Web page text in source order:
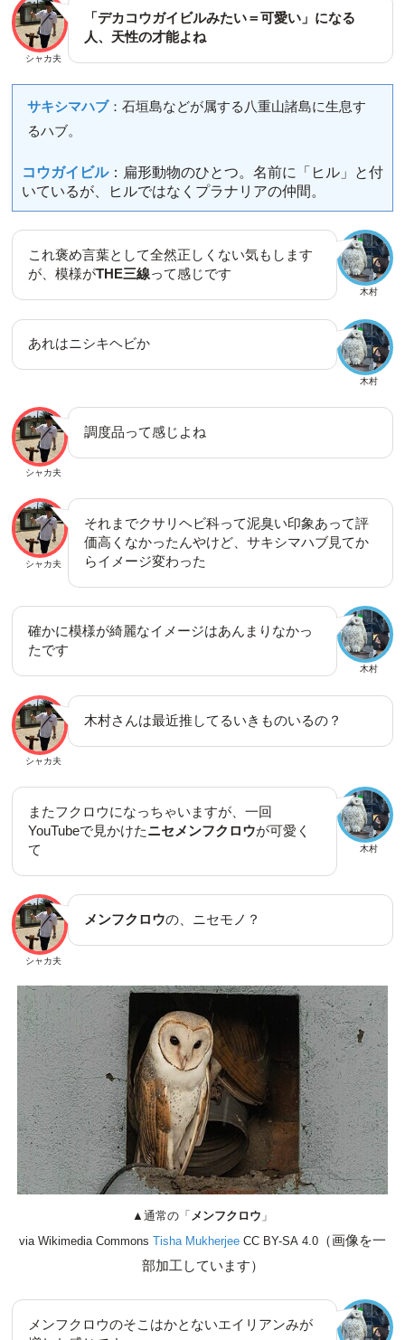
シャカ夫
「デカコウガイビルみたい＝可愛い」になる
人、天性の才能よね
サキシマハブ：石垣島などが属する八重山諸島に生息す
るハブ。
コウガイビル：扁形動物のひとつ。名前に「ヒル」と付
いているが、ヒルではなくプラナリアの仲間。
木村
これ褒め言葉として全然正しくない気もします
が、模様がTHE三線って感じです
木村
あれはニシキヘビか
シャカ夫
調度品って感じよね
シャカ夫
それまでクサリヘビ科って泥臭い印象あって評
価高くなかったんやけど、サキシマハブ見てか
らイメージ変わった
木村
確かに模様が綺麗なイメージはあんまりなかっ
たです
シャカ夫
木村さんは最近推してるいきものいるの？
木村
またフクロウになっちゃいますが、一回
YouTubeで見かけたニセメンフクロウが可愛く
て
シャカ夫
メンフクロウの、ニセモノ？
▲通常の「 メンフクロウ 」
via Wikimedia Commons Tisha Mukherjee CC BY-SA 4.0 （画像を一
部加工しています）
メンフクロウのそこはかとないエイリアンみが